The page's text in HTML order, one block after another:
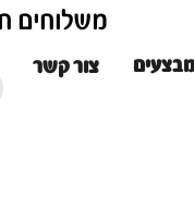
צור קשר מבצעים
משלוחים